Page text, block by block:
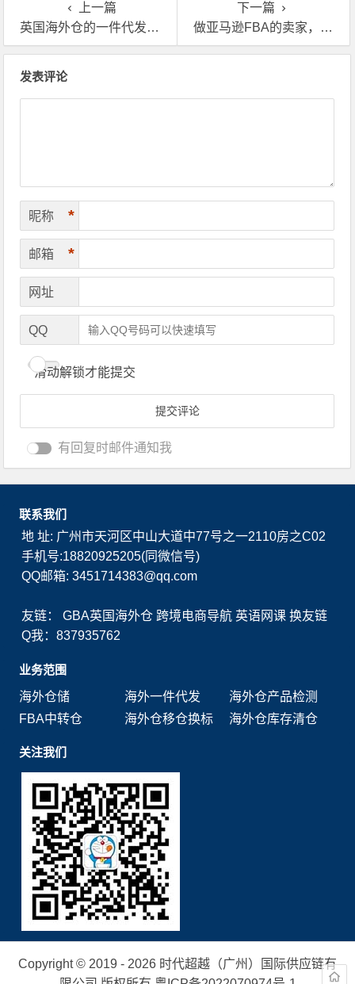
上一篇
英国海外仓的一件代发是怎么收费的？费用构成详细解析！
下一篇
做亚马逊FBA的卖家，为什么还需要第三方海外仓？
发表评论
昵称 *
邮箱 *
网址
QQ
滑动解锁才能提交
有回复时邮件通知我
联系我们
地 址: 广州市天河区中山大道中77号之一2110房之C02
手机号:18820925205(同微信号)
QQ邮箱: 3451714383@qq.com
友链：GBA英国海外仓 跨境电商导航 英语网课 换友链
Q我：837935762
业务范围
海外仓储
海外一件代发
海外仓产品检测
FBA中转仓
海外仓移仓换标 海外仓库存清仓
关注我们
Copyright © 2019 - 2026 时代超越（广州）国际供应链有